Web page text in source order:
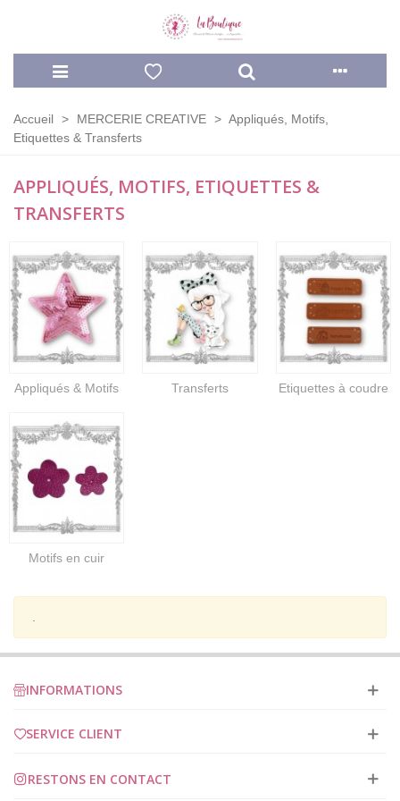
Accueil > MERCERIE CREATIVE > Appliqués, Motifs,
Etiquettes & Transferts
APPLIQUÉS, MOTIFS, ETIQUETTES &
TRANSFERTS
Appliqués & Motifs Transferts Etiquettes à coudre
Motifs en cuir
INFORMATIONS
SERVICE CLIENT
RESTONS EN CONTACT